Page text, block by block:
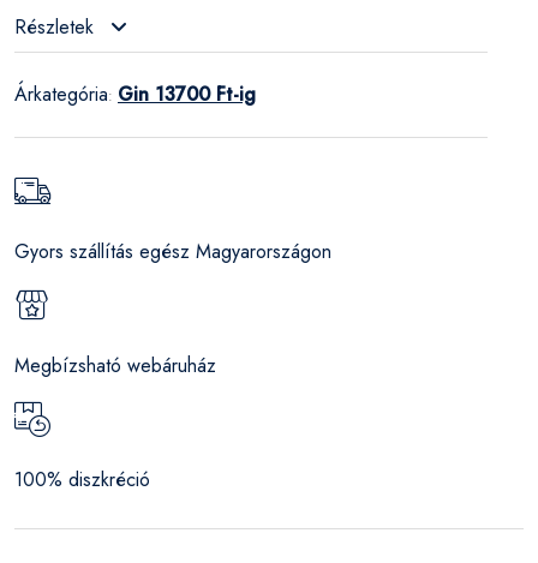
Részletek
Árkategória: Gin 13700 Ft-ig
Gyors szállítás egész Magyarországon
Megbízsható webáruház
100% diszkréció